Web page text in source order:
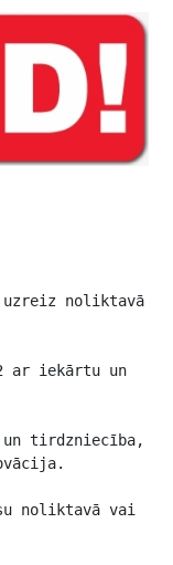
uzreiz noliktavā
ar iekārtu un
un tirdzniecība,
noliktavā vai